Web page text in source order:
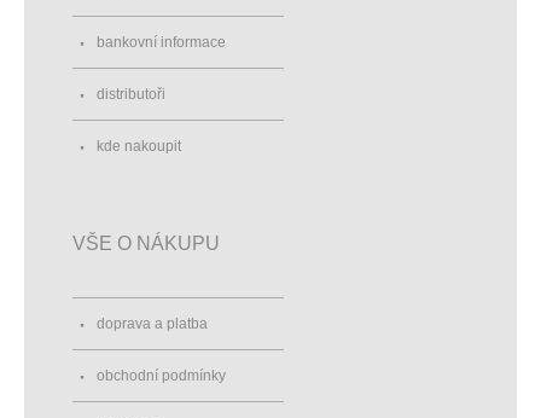
bankovní informace
distributoři
kde nakoupit
VŠE O NÁKUPU
doprava a platba
obchodní podmínky